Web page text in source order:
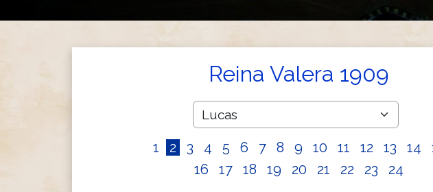
Reina Valera 1909
1 2 3 4 5 6 7 8 9 10 11 12 13 14
16
17 18 19 20 21 22 23 24